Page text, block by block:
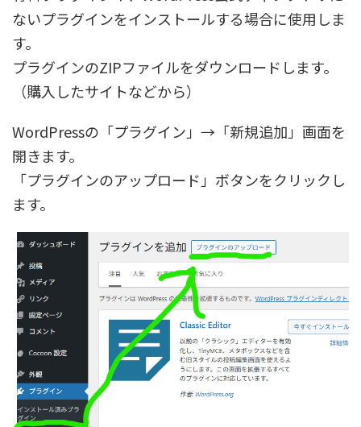
ないプラグインをインストールする場合に使用しま
す。
プラグインのZIPファイルをダウンロードします。
（購入したサイトなどから）
WordPressの「プラグイン」→「新規追加」画面を
開きます。
「プラグインのアップロード」ボタンをクリックし
ます。